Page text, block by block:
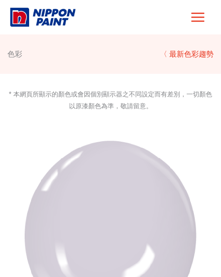
Skip
色彩 〈 最新色彩趨勢
* 本網頁所顯示的顏色或會因個別顯示器之不同設定而有差別，一切顏色
以原漆顏色為準，敬請留意。